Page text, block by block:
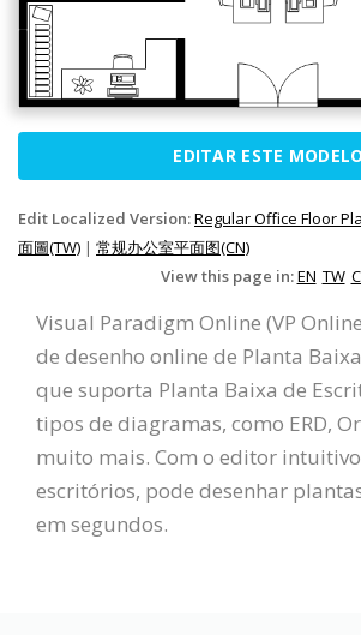
EDITAR ESTE MODELO
Edit Localized Version:Regular Office Floor
面圖(TW) | 常规办公室平面图(CN)
View this page in:EN TW
Visual Paradigm Online (VP
de desenho online de Planta
que suporta Planta Baixa de
tipos de diagramas, como ERD,
muito mais. Com o editor
escritórios, pode desenhar
em segundos.